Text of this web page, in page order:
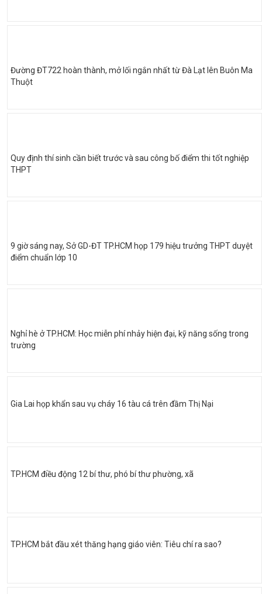
Đường ĐT722 hoàn thành, mở lối ngắn nhất từ Đà Lạt lên Buôn Ma
Thuột
Quy định thí sinh cần biết trước và sau công bố điểm thi tốt nghiệp
THPT
9 giờ sáng nay, Sở GD-ĐT TP.HCM họp 179 hiệu trưởng THPT duyệt
điểm chuẩn lớp 10
Nghỉ hè ở TP.HCM: Học miễn phí nhảy hiện đại, kỹ năng sống trong
trường
Gia Lai họp khẩn sau vụ cháy 16 tàu cá trên đầm Thị Nại
TP.HCM điều động 12 bí thư, phó bí thư phường, xã
TP.HCM bắt đầu xét thăng hạng giáo viên: Tiêu chí ra sao?